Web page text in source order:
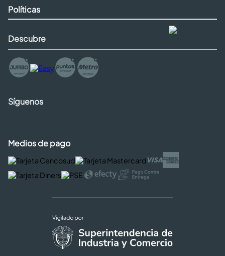
Políticas
Descubre
Síguenos
Medios de pago